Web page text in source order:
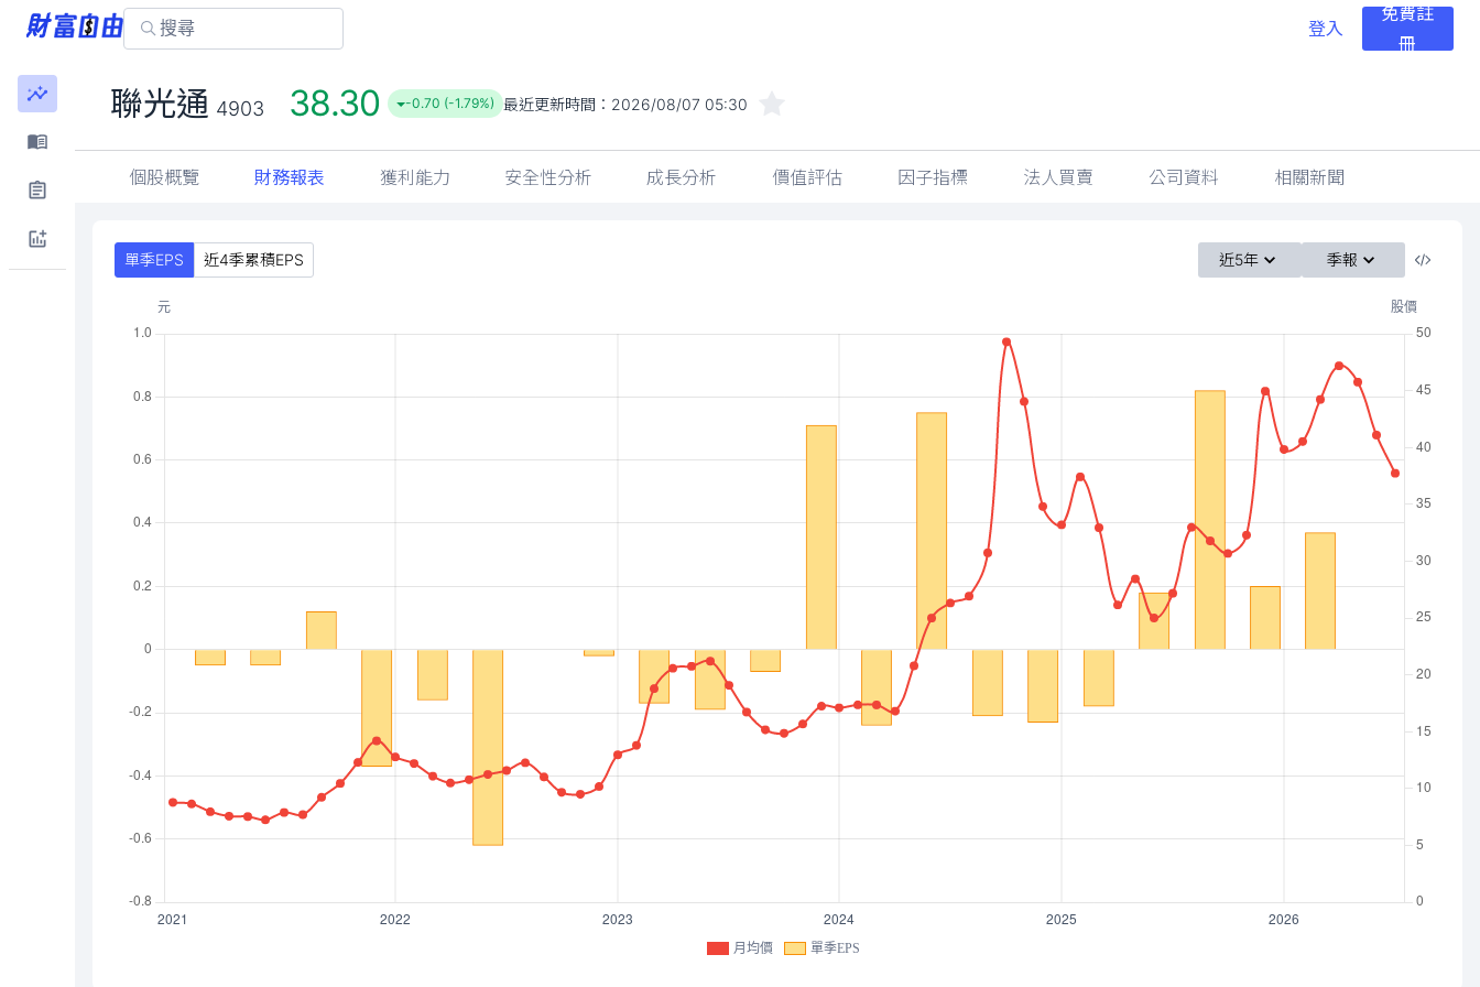
登入
免費註
冊
聯光通 4903 38.30 -0.70 (-1.79%) 最近更新時間： 2026/08/07 05:30
個股概覽 財務報表 獲利能力 安全性分析 成長分析 價值評估 因子指標 法人買賣 公司資料 相關新聞
單季EPS 近4季累積EPS 近5年 季報
月均價 單季EPS